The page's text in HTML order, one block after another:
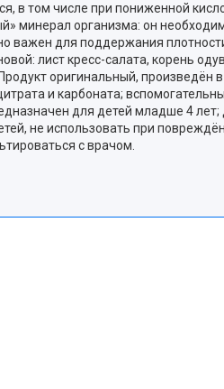
в том числе при пониженной
минерал организма: он
важен для поддержания
лист кресс-салата, корень
оригинальный,
и карбоната;
для детей младше 4
не использовать при
с врачом.